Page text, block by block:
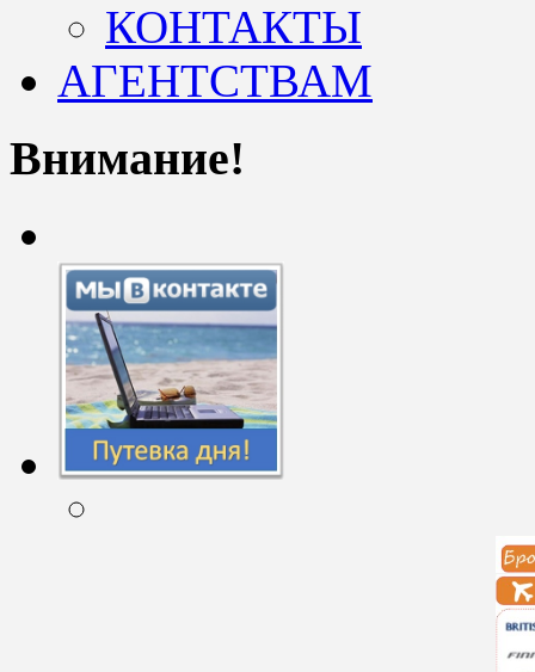
КОНТАКТЫ
АГЕНТСТВАМ
Внимание!